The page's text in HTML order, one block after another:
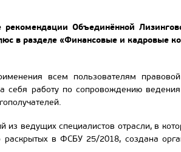
Объединённой
в разделе «Финансовые и кадровые
всем пользователям
работу по сопровождению ведения
ведущих специалистов отрасли, в
в ФСБУ 25/2018, создана